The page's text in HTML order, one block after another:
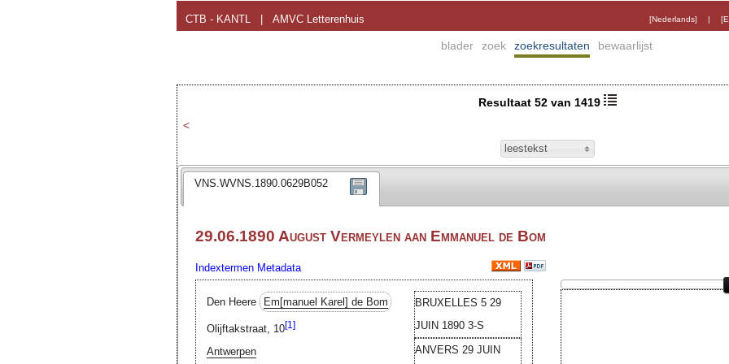
CTB - KANTL AMVC Letterenhuis |
[Nederlands]
blader zoek zoekresultaten bewaarlijst
<
Resultaat 52 van 1419
leestekst
VNS.WVNS.1890.0629B052
29.06.1890 August Vermeylen aan Emmanuel de Bom
Indextermen Metadata
BRUXELLES 5 29
JUIN 1890 3-S
ANVERS 29 JUIN
Den Heere Em[manuel Karel] de Bom
Olijftakstraat, 10[1]
Antwerpen